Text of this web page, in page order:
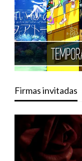
Firmas invitadas